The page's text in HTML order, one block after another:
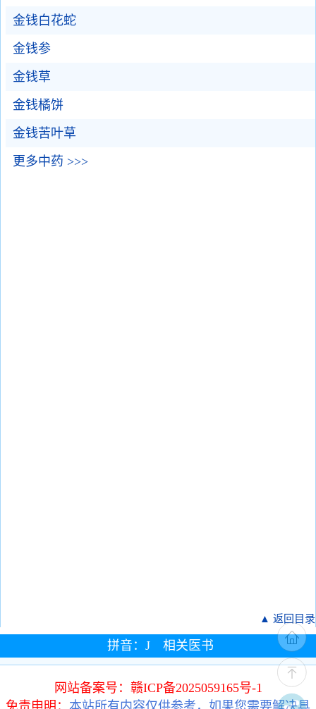
金钱白花蛇
金钱参
金钱草
金钱橘饼
金钱苦叶草
更多中药 >>>
▲ 返回目录
拼音：J 相关医书
网站备案号：赣ICP备2025059165号-1
免责申明： 本站所有内容仅供参考，如果您需要解决具